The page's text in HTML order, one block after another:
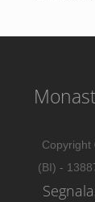
Copyright
(BI) -